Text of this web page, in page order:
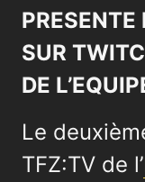
SUR
DE
Le
TFZ:TV de l’